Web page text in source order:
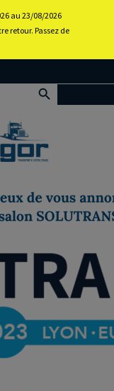
Back to
portal
au 23/08/2026
retour. Passez de